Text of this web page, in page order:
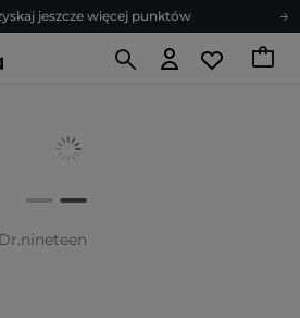
jeszcze więcej punktów
na newsletter pełen porad
jeszcze więcej punktów
Dr.nineteen